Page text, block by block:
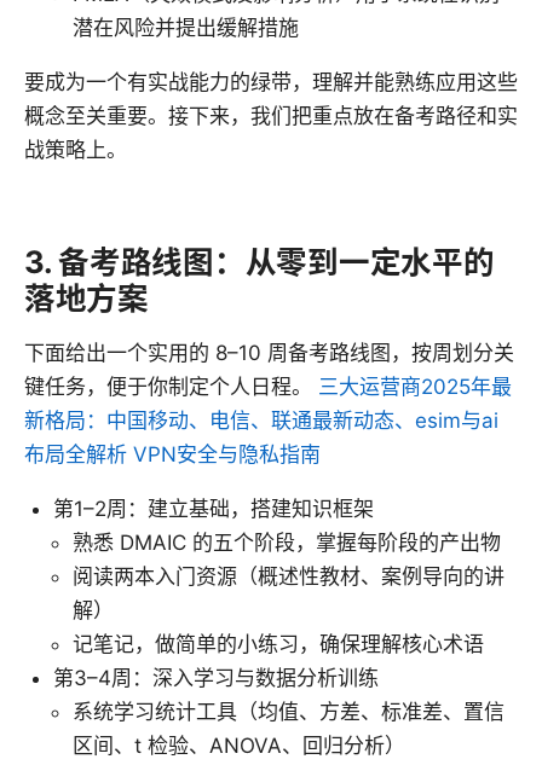
潜在风险并提出缓解措施
要成为一个有实战能力的绿带，理解并能熟练应用这些
概念至关重要。接下来，我们把重点放在备考路径和实
战策略上。
3. 备考路线图：从零到一定水平的
落地方案
下面给出一个实用的 8–10 周备考路线图，按周划分关
键任务，便于你制定个人日程。 三大运营商2025年最
新格局：中国移动、电信、联通最新动态、esim与ai
布局全解析 VPN安全与隐私指南
第1–2周：建立基础，搭建知识框架
熟悉 DMAIC 的五个阶段，掌握每阶段的产出物
阅读两本入门资源（概述性教材、案例导向的讲
解）
记笔记，做简单的小练习，确保理解核心术语
第3–4周：深入学习与数据分析训练
系统学习统计工具（均值、方差、标准差、置信
区间、t 检验、ANOVA、回归分析）